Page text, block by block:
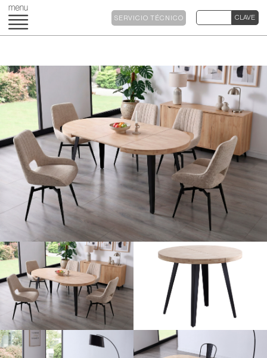
SERVICIO TÉCNICO